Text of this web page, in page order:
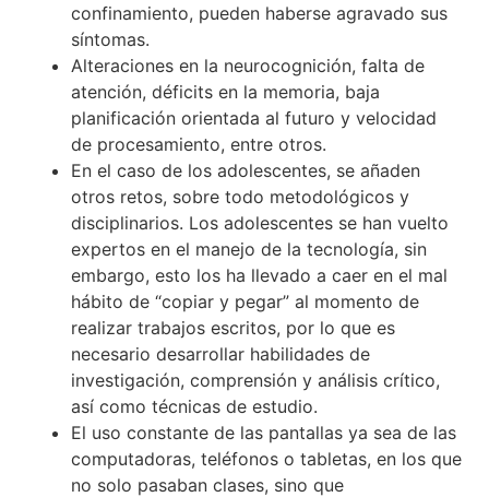
confinamiento, pueden haberse agravado sus
síntomas.
Alteraciones en la neurocognición, falta de
atención, déficits en la memoria, baja
planificación orientada al futuro y velocidad
de procesamiento, entre otros.
En el caso de los adolescentes, se añaden
otros retos, sobre todo metodológicos y
disciplinarios. Los adolescentes se han vuelto
expertos en el manejo de la tecnología, sin
embargo, esto los ha llevado a caer en el mal
hábito de “copiar y pegar” al momento de
realizar trabajos escritos, por lo que es
necesario desarrollar habilidades de
investigación, comprensión y análisis crítico,
así como técnicas de estudio.
El uso constante de las pantallas ya sea de las
computadoras, teléfonos o tabletas, en los que
no solo pasaban clases, sino que